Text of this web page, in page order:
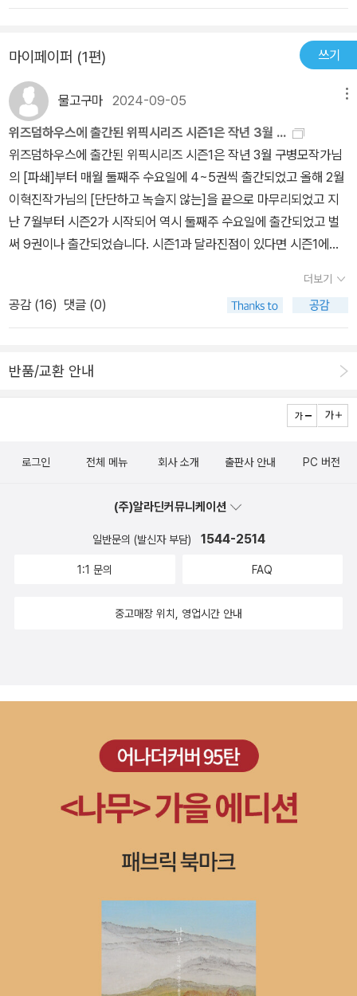
름으로 기억되지 않는 이들이 이제는 평안한 안식에 들기를.
마이페이퍼 (1편) 쓰기
물고구마 2024-09-05
위즈덤하우스에 출간된 위픽시리즈 시즌1은 작년 3월 ...
위즈덤하우스에 출간된 위픽시리즈 시즌1은 작년 3월 구병모작가님
의 [파쇄]부터 매월 둘째주 수요일에 4~5권씩 출간되었고 올해 2월
이혁진작가님의 [단단하고 녹슬지 않는]을 끝으로 마무리되었고 지
난 7월부터 시즌2가 시작되어 역시 둘째주 수요일에 출간되었고 벌
써 9권이나 출간되었습니다. 시즌1과 달라진점이 있다면 시즌1에서
는 데 시즌2부터는 그 것이 빠져있고 또한 책 표지에만 음각이 되어
있지만 대신 시즌1에는 없던 작가님들과의 인터뷰와 책 띠지 뒷면에
책의 바코드와 함께 작품에 도움이 되는 문구들이 삽입되어 감상포인
교체하며 사라졌고 그중 일부는 제가 주기적으로 가는 작은 도서관에
려고 합니다.)바로 시즌 2의 단편들을 읽어보고 싶지만 앞서 출간된
읽으려고 합니다. (위픽 양장 노트에다 50편의 작품 구매처와 읽은
기가 어려웠어요. 그리고 리뷰를 쓸때는 귀하고 좋은 작품들을 만나
보게 해주셨기에 그에 대한 감사의 표시로 별점 5점을 무조건 드렸지
하게 별점을 주었으며 대체로 3개 반에서 4개 정도 드렸습니다. 인터
양장 노트를 바라는 것은 출판사에 부담이 되므로 그냥 현재처럼 리
더보기
공감 (16) 댓글 (0)
반품/교환 안내
로그인 전체 메뉴 회사 소개 출판사 안내 PC 버전
(주)알라딘커뮤니케이션
일반문의 (발신자 부담) 1544-2514
1:1 문의 FAQ
중고매장 위치, 영업시간 안내